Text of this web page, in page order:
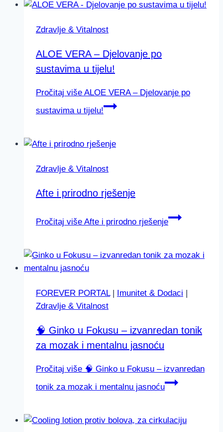
Zdravlje & Vitalnost
ALOE VERA – Djelovanje po
sustavima u tijelu!
Pročitaj više ALOE VERA – Djelovanje po
sustavima u tijelu!
Zdravlje & Vitalnost
Afte i prirodno rješenje
Pročitaj više Afte i prirodno rješenje
FOREVER PORTAL| Imunitet & Dodaci
Zdravlje & Vitalnost
🧠 Ginko u Fokusu – izvanredan tonik
za mozak i mentalnu jasnoću
Pročitaj više 🧠 Ginko u Fokusu – izvanredan
tonik za mozak i mentalnu jasnoću